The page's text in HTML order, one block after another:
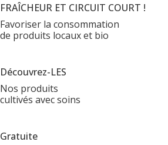
FRAÎCHEUR ET CIRCUIT COURT !
Favoriser la consommation
de produits locaux et bio
Découvrez-LES
Nos produits
cultivés avec soins
Gratuite